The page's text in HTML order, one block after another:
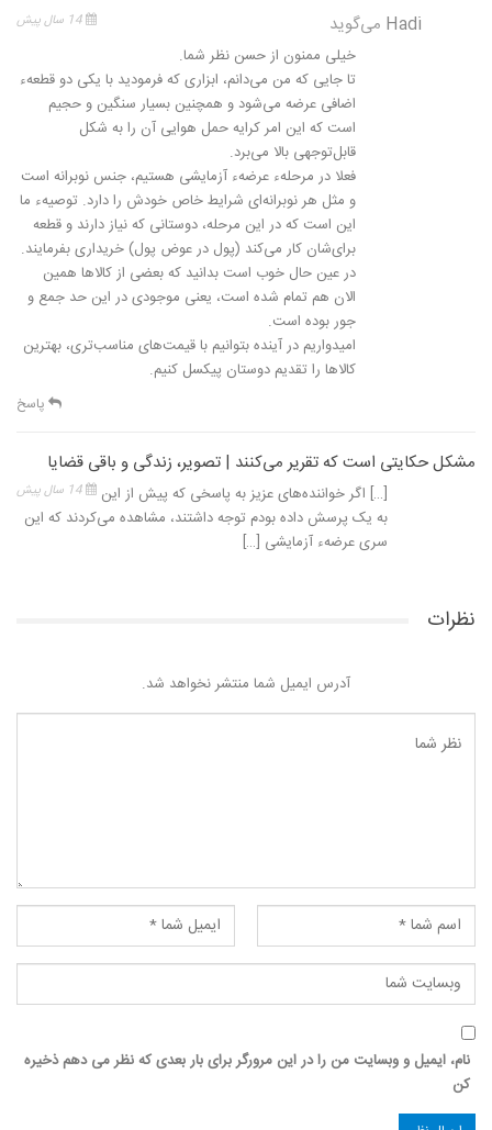
Hadi می‌گوید
خیلی ممنون از حسن نظر شما.
تا جایی که من می‌دانم، ابزاری که فرمودید با یکی دو قطعهء
اضافی عرضه می‌شود و همچنین بسیار سنگین و حجیم
است که این امر کرایه حمل هوایی آن را به شکل
قابل‌توجهی بالا می‌برد.
فعلا در مرحلهء عرضهء آزمایشی هستیم، جنس نوبرانه است
و مثل هر نوبرانه‌ای شرایط خاص خودش را دارد. توصیهء ما
این است که در این مرحله، دوستانی که نیاز دارند و قطعه
برای‌شان کار می‌کند (پول در عوض پول) خریداری بفرمایند.
در عین حال خوب است بدانید که بعضی از کالاها همین
الان هم تمام شده است، یعنی موجودی در این حد جمع و
جور بوده است.
امیدواریم در آینده بتوانیم با قیمت‌های مناسب‌تری، بهترین
کالاها را تقدیم دوستان پیکسل کنیم.
پاسخ
مشکل حکایتی است که تقریر می‌کنند | تصویر، زندگی و باقی قضایا
[…] اگر خواننده‌های عزیز به پاسخی که پیش از این
به یک پرسش داده بودم توجه داشتند، مشاهده می‌کردند که این
سری عرضهء آزمایشی […]
نظرات
آدرس ایمیل شما منتشر نخواهد شد.
نام، ایمیل و وبسایت من را در این مرورگر برای بار بعدی که نظر می دهم ذخیره
کن